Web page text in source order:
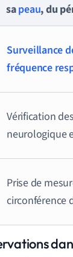
sapeau, du
Surveillance
fréquence
Vérification
neurologique
Prise de
circonférence